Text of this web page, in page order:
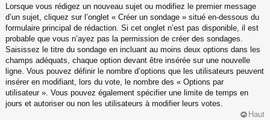
Lorsque vous rédigez un nouveau sujet ou modifiez le premier message
d’un sujet, cliquez sur l’onglet « Créer un sondage » situé en-dessous du
formulaire principal de rédaction. Si cet onglet n’est pas disponible, il est
probable que vous n’ayez pas la permission de créer des sondages.
Saisissez le titre du sondage en incluant au moins deux options dans les
champs adéquats, chaque option devant être insérée sur une nouvelle
ligne. Vous pouvez définir le nombre d’options que les utilisateurs peuvent
insérer en modifiant, lors du vote, le nombre des « Options par
utilisateur ». Vous pouvez également spécifier une limite de temps en
jours et autoriser ou non les utilisateurs à modifier leurs votes.
Haut